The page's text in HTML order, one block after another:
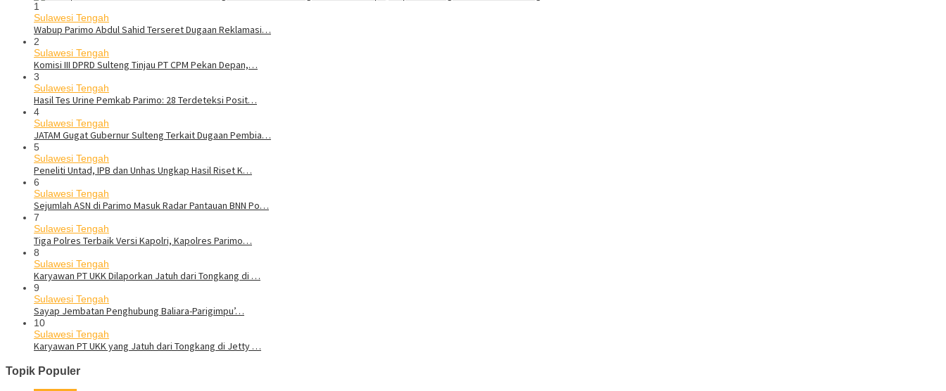
1
Sulawesi Tengah
Wabup Parimo Abdul Sahid Terseret Dugaan Reklamasi…
2
Sulawesi Tengah
Komisi III DPRD Sulteng Tinjau PT CPM Pekan Depan,…
3
Sulawesi Tengah
Hasil Tes Urine Pemkab Parimo: 28 Terdeteksi Posit…
4
Sulawesi Tengah
JATAM Gugat Gubernur Sulteng Terkait Dugaan Pembia…
5
Sulawesi Tengah
Peneliti Untad, IPB dan Unhas Ungkap Hasil Riset K…
6
Sulawesi Tengah
Sejumlah ASN di Parimo Masuk Radar Pantauan BNN Po…
7
Sulawesi Tengah
Tiga Polres Terbaik Versi Kapolri, Kapolres Parimo…
8
Sulawesi Tengah
Karyawan PT UKK Dilaporkan Jatuh dari Tongkang di …
9
Sulawesi Tengah
Sayap Jembatan Penghubung Baliara-Parigimpu’…
10
Sulawesi Tengah
Karyawan PT UKK yang Jatuh dari Tongkang di Jetty …
Topik Populer